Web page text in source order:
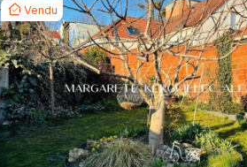
Vendu